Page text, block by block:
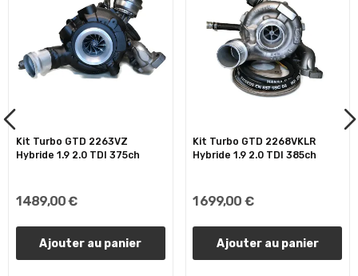
Kit Turbo GTD 2263VZ
Hybride 1.9 2.0 TDI 375ch
1 489,00 €
Ajouter au panier
Kit Turbo GTD 2268VKLR
Hybride 1.9 2.0 TDI 385ch
1 699,00 €
Ajouter au panier